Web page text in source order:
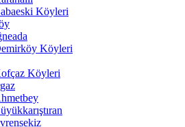
Köyleri
Köyleri
Köyleri